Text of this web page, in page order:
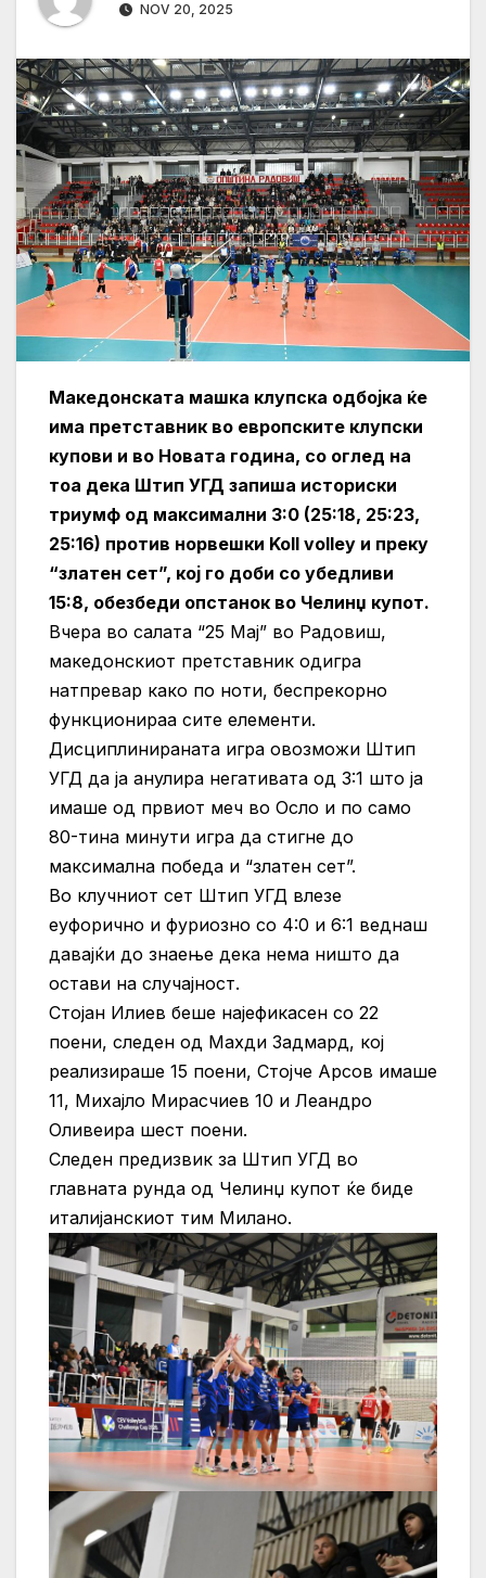
NOV 20, 2025
Македонската машка клупска одбојка ќе
има претставник во европските клупски
купови и во Новата година, со оглед на
тоа дека Штип УГД запиша историски
триумф од максимални 3:0 (25:18, 25:23,
25:16) против норвешки Koll volley и преку
“златен сет”, кој го доби со убедливи
15:8, обезбеди опстанок во Челинџ купот.
Вчера во салата “25 Мај” во Радовиш,
македонскиот претставник одигра
натпревар како по ноти, беспрекорно
функционираа сите елементи.
Дисциплинираната игра овозможи Штип
УГД да ја анулира негативата од 3:1 што ја
имаше од првиот меч во Осло и по само
80-тина минути игра да стигне до
максимална победа и “златен сет”.
Во клучниот сет Штип УГД влезе
еуфорично и фуриозно со 4:0 и 6:1 веднаш
давајќи до знаење дека нема ништо да
остави на случајност.
Стојан Илиев беше најефикасен со 22
поени, следен од Махди Задмард, кој
реализираше 15 поени, Стојче Арсов имаше
11, Михајло Мирасчиев 10 и Леандро
Оливеира шест поени.
Следен предизвик за Штип УГД во
главната рунда од Челинџ купот ќе биде
италијанскиот тим Милано.